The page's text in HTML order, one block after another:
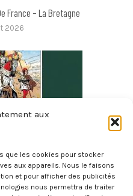
aux
que les cookies pour stocker
aux appareils. Nous le faisons
et pour afficher des publicités
nous permettra de traiter
France – La Bretagne
2026
De La Bretagne